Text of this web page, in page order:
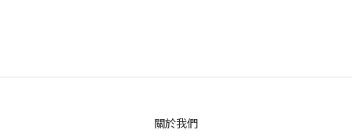
關於我們